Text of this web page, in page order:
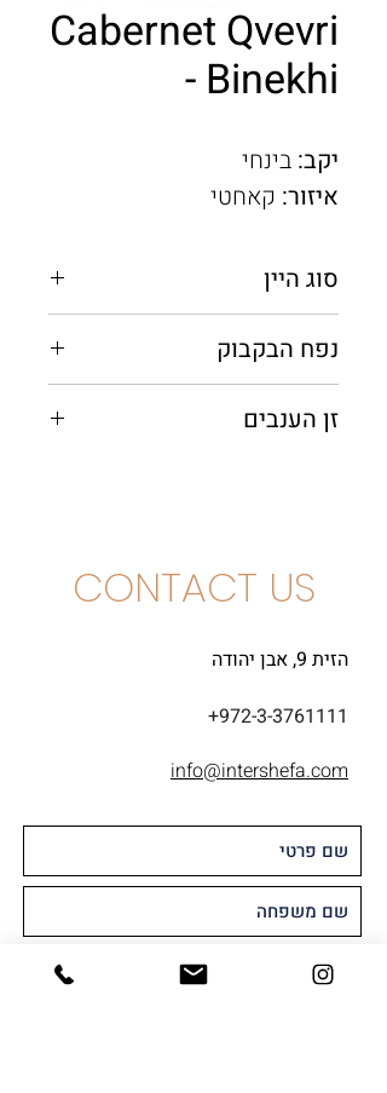
Cabernet Qvevri
- Binekhi
יקב: בינחי
איזור: קאחטי
סוג היין
נפח הבקבוק
זן הענבים
CONTACT US
הזית 9, אבן יהודה
+972-3-3761111
info@intershefa.com